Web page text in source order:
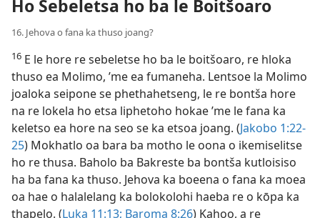
Ho Sebeletsa ho ba le Boitšoaro
16. Jehova o fana ka thuso joang?
16 E le hore re sebeletse ho ba le boitšoaro, re hloka
thuso ea Molimo, ’me ea fumaneha. Lentsoe la Molimo
joaloka seipone se phethahetseng, le re bontša hore
na re lokela ho etsa liphetoho hokae ’me le fana ka
keletso ea hore na seo se ka etsoa joang. (Jakobo 1:22-
25) Mokhatlo oa bara ba motho le oona o ikemiselitse
ho re thusa. Baholo ba Bakreste ba bontša kutloisiso
ha ba fana ka thuso. Jehova ka boeena o fana ka moea
oa hae o halalelang ka bolokolohi haeba re o kōpa ka
thapelo. (Luka 11:13; Baroma 8:26) Kahoo, a re